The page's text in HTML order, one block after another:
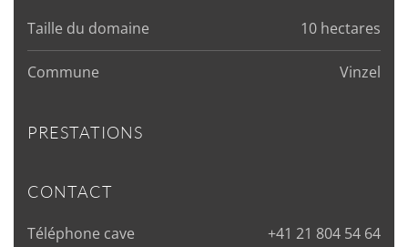
Taille du domaine 10 hectares
Commune Vinzel
PRESTATIONS
CONTACT
Téléphone cave +41 21 804 54 64